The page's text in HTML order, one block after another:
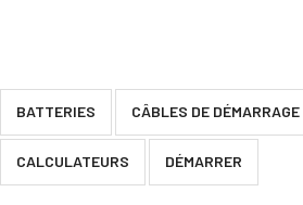
BATTERIES CÂBLES DE DÉMARRAGE
CALCULATEURS DÉMARRER